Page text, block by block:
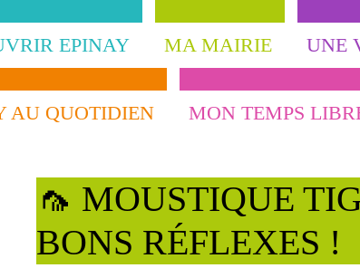
EPINAY MA MAIRIE UNE
AU QUOTIDIEN MON TEMPS
🦟 MOUSTIQUE
BONS RÉFLEXES !